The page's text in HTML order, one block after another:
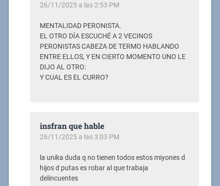
26/11/2025 a las 2:53 PM
MENTALIDAD PERONISTA.
EL OTRO DÍA ESCUCHÉ A 2 VECINOS
PERONISTAS CABEZA DE TERMO HABLANDO
ENTRE ELLOS, Y EN CIERTO MOMENTO UNO LE
DIJO AL OTRO:
Y CUAL ES EL CURRO?
insfran que hable
26/11/2025 a las 3:03 PM
la unika duda q no tienen todos estos miyones d
hijos d putas es robar al que trabaja
delincuentes